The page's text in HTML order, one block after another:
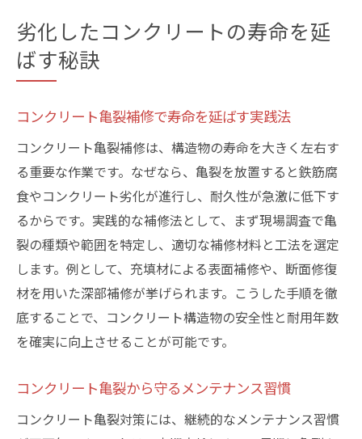
劣化したコンクリートの寿命を延
ばす秘訣
コンクリート亀裂補修で寿命を延ばす実践法
コンクリート亀裂補修は、構造物の寿命を大きく左右す
る重要な作業です。なぜなら、亀裂を放置すると鉄筋腐
食やコンクリート劣化が進行し、耐久性が急激に低下す
るからです。実践的な補修法として、まず現場調査で亀
裂の種類や範囲を特定し、適切な補修材料と工法を選定
します。例として、充填材による表面補修や、断面修復
材を用いた深部補修が挙げられます。こうした手順を徹
底することで、コンクリート構造物の安全性と耐用年数
を確実に向上させることが可能です。
コンクリート亀裂から守るメンテナンス習慣
コンクリート亀裂対策には、継続的なメンテナンス習慣